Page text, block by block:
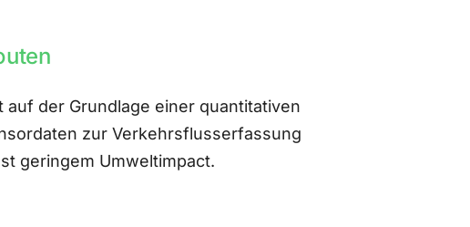
auf der Grundlage einer quantitativen
zur Verkehrsflusserfassung
geringem Umweltimpact.